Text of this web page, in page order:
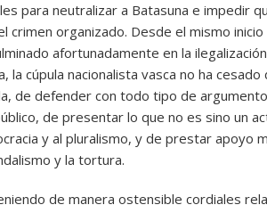
para neutralizar a Batasuna e impedir
crimen organizado. Desde el mismo
afortunadamente en la
la cúpula nacionalista vasca no ha
de defender con todo tipo de
de presentar lo que no es sino un
y al pluralismo, y de prestar apoyo
y la tortura.
de manera ostensible cordiales